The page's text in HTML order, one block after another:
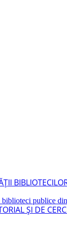
biblioteci publice
ŞI DE